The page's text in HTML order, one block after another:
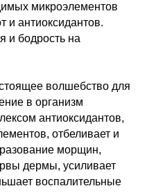
микроэлементов
и антиоксидантов.
и бодрость на
волшебство для
в организм
антиоксидантов,
отбеливает и
морщин,
дермы, усиливает
воспалительные